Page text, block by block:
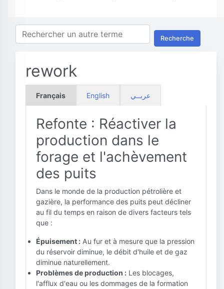
Recherche
rework
Français English عربــي
Refonte : Réactiver la
production dans le
forage et l'achèvement
des puits
Dans le monde de la production pétrolière et
gazière, la performance des puits peut décliner
au fil du temps en raison de divers facteurs tels
que :
Épuisement : Au fur et à mesure que la pression
du réservoir diminue, le débit d'huile et de gaz
diminue naturellement.
Problèmes de production : Les blocages,
l'afflux d'eau ou les dommages de la formation